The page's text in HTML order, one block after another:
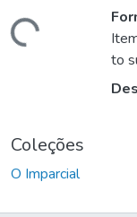
Carregando...
to
Coleções
O Imparcial